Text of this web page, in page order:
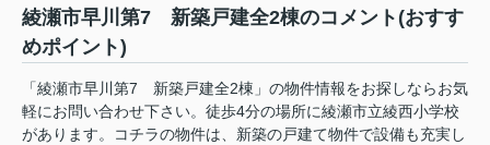
綾瀬市早川第7 新築戸建全2棟のコメント(おすす
めポイント)
「綾瀬市早川第7 新築戸建全2棟」の物件情報をお探しならお気
軽にお問い合わせ下さい。徒歩4分の場所に綾瀬市立綾西小学校
があります。コチラの物件は、新築の戸建て物件で設備も充実し